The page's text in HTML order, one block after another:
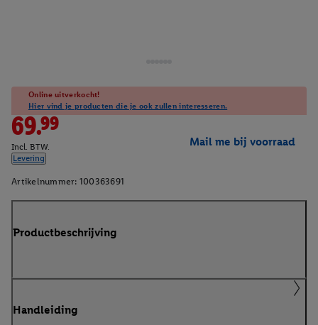
Online uitverkocht!
Hier vind je producten die je ook zullen interesseren.
69.99
Incl. BTW.
Levering
Mail me bij voorraad
Artikelnummer: 100363691
Productbeschrijving
Handleiding